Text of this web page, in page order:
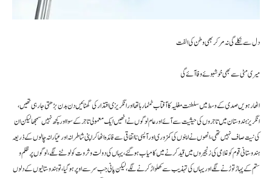
دل سے نکلے گی نہ مر کر بھی وطن کی الفت
میری مٹی سے بھی خوشبو ئے وفا آئے گی
اٹھارہویں صدی کے وسط میں سلطنت مغلیہ کا آفتاب ٹمٹما رہا تھااور انگریزی اقتدار کی گھٹائیں دن بدن بڑھتی جارہی تھیں،
انگریز ہندوستان میں تاجروں کی حیثیت سےآئے اور عام لوگوں نے انھیں ایک معمولی تاجر کے سوا اور کچھ نہیں سمجھا لیکن ان
کی نیت صاف نہیں تھی، انھوں نے اپنوں کی کمزوری اور آپسی نااتفاقی سے فائدہ اٹھاکر اپنی شاطرانہ اور عیّارانہ چالوں کے ذریعہ
ہندوستانی قوم کو غلامی کی زنجیروں میں قید کرنے میں کامیاب ہوگئے، یہاں کی دولت و ثروت کو لوٹنے لگے، لوگوں پر ظلم و
ستم کے پہاڑ توڑنے لگے اور یہاں کی تہذیب سے کھلواڑ کرنے لگے،لیکن پانی جب سر سے اوپر ہوگیا، تو ہندوستانیوں کے دلوں